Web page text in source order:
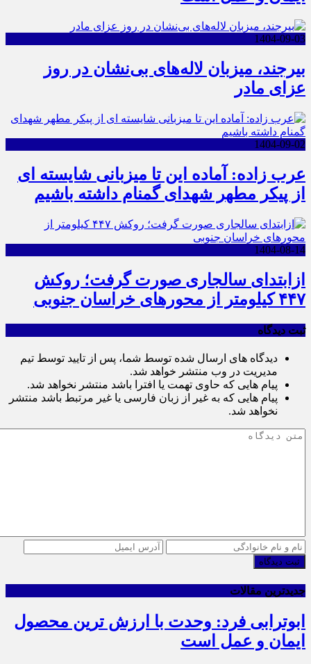
1404-09-03
بیرجند، میزبان لاله‌های بی‌نشان در روز
عزای مادر
1404-09-02
عرب زاده: آماده این تا میزبانی شایسته ای
از پیکر مطهر شهدای گمنام داشته باشیم
1404-08-14
ازابتدای سالجاری صورت گرفت؛ روکش
۴۴۷ کیلومتر از محورهای خراسان جنوبی
ثبت دیدگاه
دیدگاه های ارسال شده توسط شما، پس از تایید توسط تیم
مدیریت در وب منتشر خواهد شد.
پیام هایی که حاوی تهمت یا افترا باشد منتشر نخواهد شد.
پیام هایی که به غیر از زبان فارسی یا غیر مرتبط باشد منتشر
نخواهد شد.
ثبت دیدگاه
جدیدترین مقالات
ابوترابی فرد: وحدت با ارزش ترین محصول
ایمان و عمل است